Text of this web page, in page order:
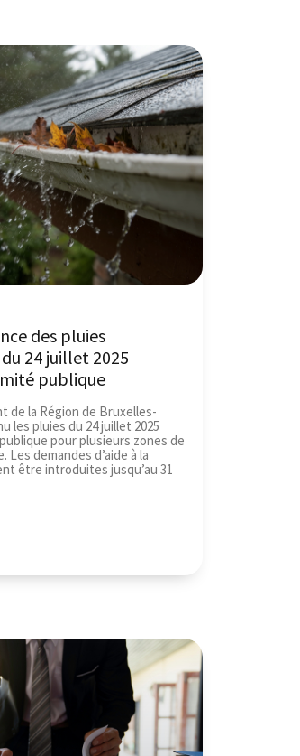
des pluies
24 juillet 2025
publique
de la Région de Bruxelles-
les pluies du 24 juillet 2025
pour plusieurs zones de
Les demandes d’aide à la
être introduites jusqu’au 31